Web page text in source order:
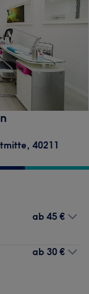
, 40211
ab 45 €
ab 30 €